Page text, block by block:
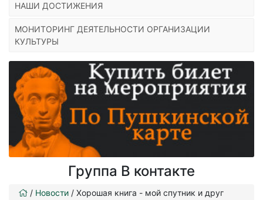
НАШИ ДОСТИЖЕНИЯ
МОНИТОРИНГ ДЕЯТЕЛЬНОСТИ ОРГАНИЗАЦИИ
КУЛЬТУРЫ
Группа В контакте
/ Новости / Хорошая книга - мой спутник и друг